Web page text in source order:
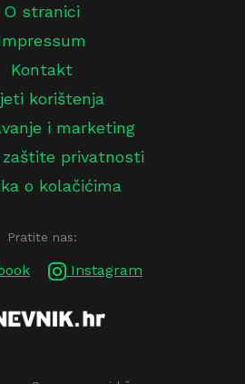
O stranici
Kontakt
korištenja
i marketing
privatnosti
o kolačićima
Pratite nas:
Instagram